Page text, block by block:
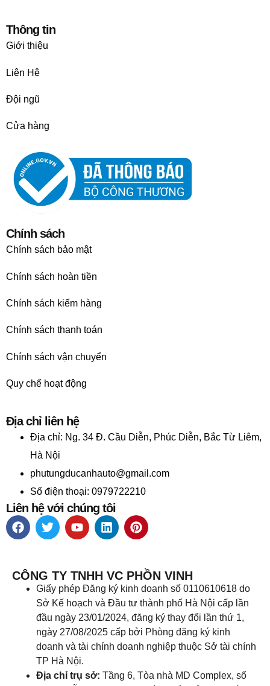
Thông tin
Giới thiệu
Liên Hệ
Đội ngũ
Cửa hàng
Chính sách
Chính sách bảo mật
Chính sách hoàn tiền
Chính sách kiểm hàng
Chính sách thanh toán
Chính sách vận chuyển
Quy chế hoạt động
Địa chỉ liên hệ
Địa chỉ: Ng. 34 Đ. Cầu Diễn, Phúc Diễn, Bắc Từ Liêm,
Hà Nội
phutungducanhauto@gmail.com
Số điện thoại: 0979722210
Liên hệ với chúng tôi
CÔNG TY TNHH VC PHỒN VINH
Giấy phép Đăng ký kinh doanh số 0110610618 do
Sở Kế hoạch và Đầu tư thành phố Hà Nội cấp lần
đầu ngày 23/01/2024, đăng ký thay đổi lần thứ 1,
ngày 27/08/2025 cấp bởi Phòng đăng ký kinh
doanh và tài chính doanh nghiệp thuộc Sở tài chính
TP Hà Nội.
Địa chỉ trụ sở: Tầng 6, Tòa nhà MD Complex, số